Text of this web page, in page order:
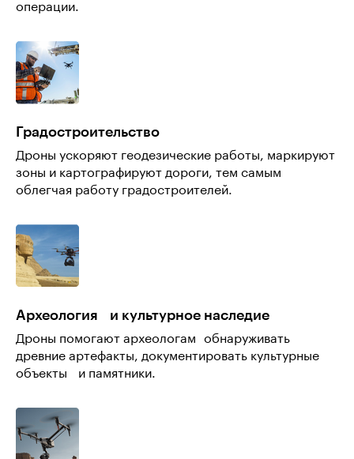
операции.
Градостроительство
Дроны ускоряют геодезические работы, маркируют
зоны и картографируют дороги, тем самым
облегчая работу градостроителей.
Археология и культурное наследие
Дроны помогают археологам обнаруживать
древние артефакты, документировать культурные
объекты и памятники.